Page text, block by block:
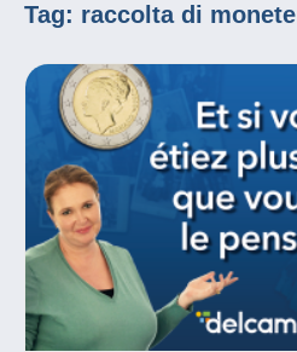
Tag: raccolta di monete